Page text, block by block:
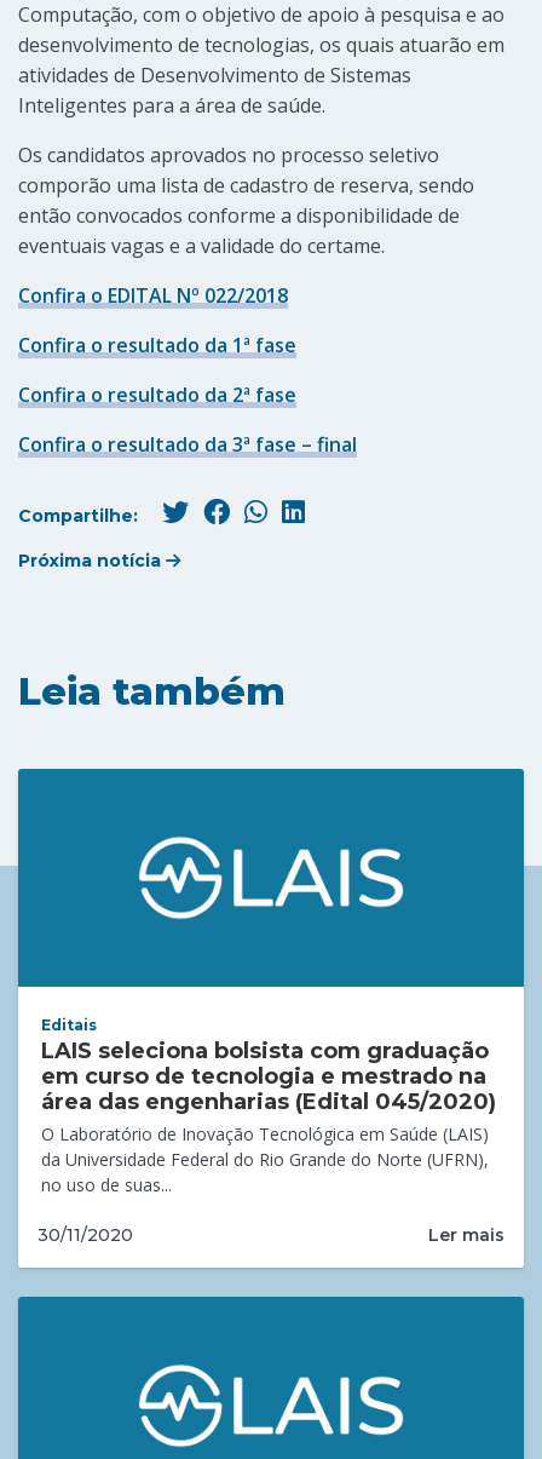
Computação, com o objetivo de apoio à pesquisa e ao
desenvolvimento de tecnologias, os quais atuarão em
atividades de Desenvolvimento de Sistemas
Inteligentes para a área de saúde.
Os candidatos aprovados no processo seletivo
comporão uma lista de cadastro de reserva, sendo
então convocados conforme a disponibilidade de
eventuais vagas e a validade do certame.
Confira o EDITAL Nº 022/2018
Confira o resultado da 1ª fase
Confira o resultado da 2ª fase
Confira o resultado da 3ª fase – final
Compartilhe:
Próxima notícia
Leia também
Editais
LAIS seleciona bolsista com graduação
em curso de tecnologia e mestrado na
área das engenharias (Edital 045/2020)
O Laboratório de Inovação Tecnológica em Saúde (LAIS)
da Universidade Federal do Rio Grande do Norte (UFRN),
no uso de suas...
30/11/2020 Ler mais